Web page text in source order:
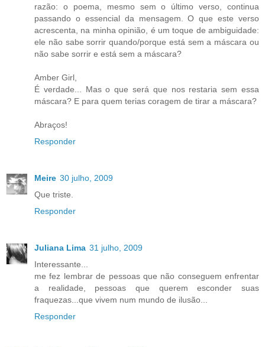
razão: o poema, mesmo sem o último verso, continua
passando o essencial da mensagem. O que este verso
acrescenta, na minha opinião, é um toque de ambiguidade:
ele não sabe sorrir quando/porque está sem a máscara ou
não sabe sorrir e está sem a máscara?
Amber Girl,
É verdade... Mas o que será que nos restaria sem essa
máscara? E para quem terias coragem de tirar a máscara?
Abraços!
Responder
Meire 30 julho, 2009
Que triste.
Responder
Juliana Lima 31 julho, 2009
Interessante...
me fez lembrar de pessoas que não conseguem enfrentar
a realidade, pessoas que querem esconder suas
fraquezas...que vivem num mundo de ilusão...
Responder